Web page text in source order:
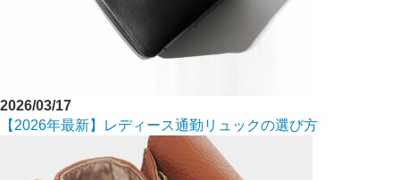
2026/03/17
【2026年最新】レディース通勤リュックの選び方